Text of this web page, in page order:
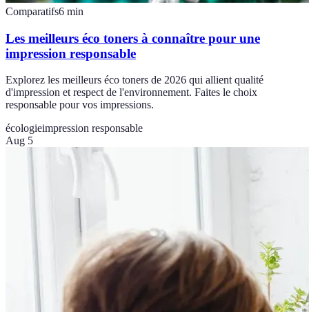
Comparatifs6 min
Les meilleurs éco toners à connaître pour une
impression responsable
Explorez les meilleurs éco toners de 2026 qui allient qualité
d'impression et respect de l'environnement. Faites le choix
responsable pour vos impressions.
écologieimpression responsable
Aug 5